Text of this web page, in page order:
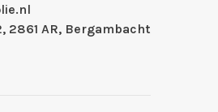
2861 AR, Bergambacht